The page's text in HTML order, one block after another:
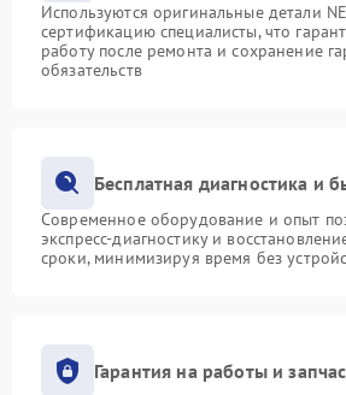
Используются оригинальные детали
сертификацию специалисты, что
работу после ремонта и сохранение
обязательств
Бесплатная диагностика и
Современное оборудование и опыт
экспресс-диагностику и
сроки, минимизируя время без
Гарантия на работы и